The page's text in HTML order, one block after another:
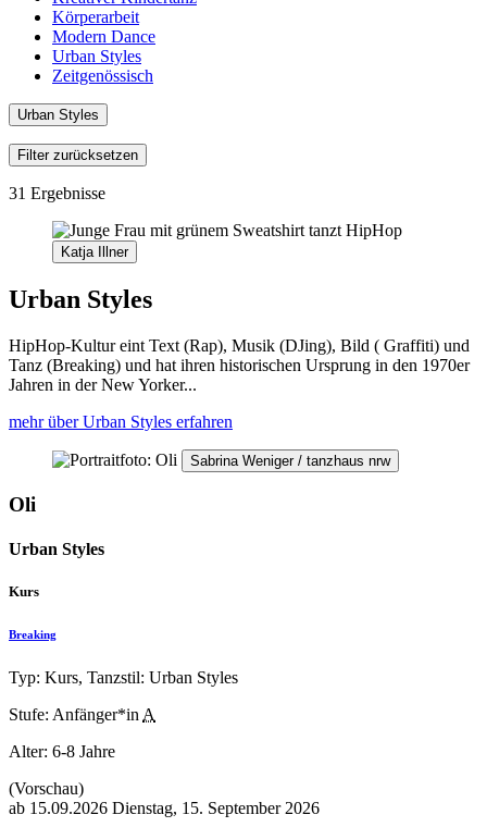
Körperarbeit
Modern Dance
Urban Styles
Zeitgenössisch
Urban Styles
Filter zurücksetzen
31 Ergebnisse
Katja Illner
Urban Styles
HipHop-Kultur eint Text (Rap), Musik (DJing), Bild ( Graffiti) und
Tanz (Breaking) und hat ihren historischen Ursprung in den 1970er
Jahren in der New Yorker...
mehr über Urban Styles erfahren
Sabrina Weniger / tanzhaus nrw
Oli
Urban Styles
Kurs
Breaking
Typ: Kurs, Tanzstil: Urban Styles
Stufe: Anfänger*in A
Alter: 6-8 Jahre
(Vorschau)
ab 15.09.2026 Dienstag, 15. September 2026